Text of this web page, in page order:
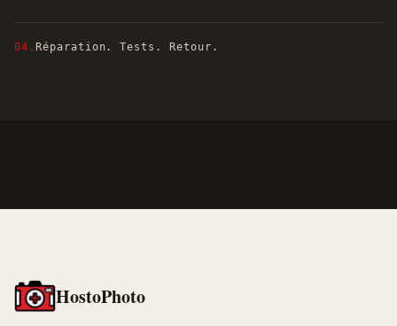
04. Réparation. Tests. Retour.
HostoPhoto